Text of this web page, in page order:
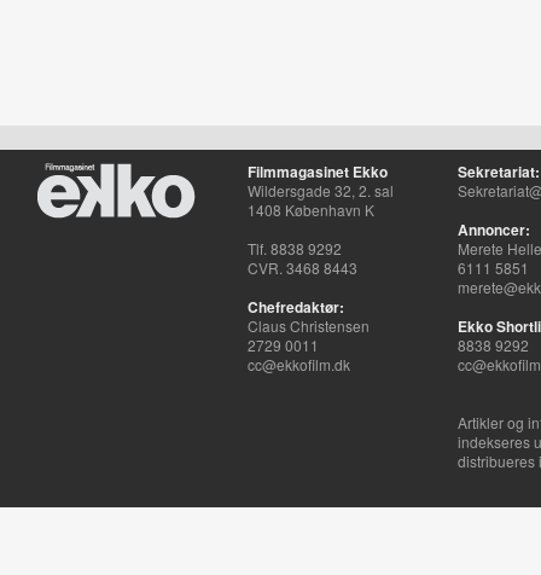
Filmmagasinet Ekko
Wildersgade 32, 2. sal
1408 København K
Tlf. 8838 9292
CVR. 3468 8443
Chefredaktør:
Claus Christensen
2729 0011
cc@ekkofilm.dk
Sekretariat:
Annoncer:
Merete
6111 5851
Ekko
8838 9292
Artikler og
indekseres
distribueres